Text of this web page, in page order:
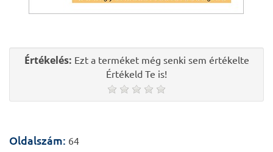
Értékelés: Ezt a terméket még senki sem értékelte
Értékeld Te is!
Oldalszám: 64